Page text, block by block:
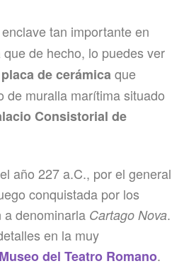
tan importante en
que de hecho, lo puedes ver
placa de cerámicaque
de muralla marítima situado
Consistorial de
año 227 a.C., por el general
conquistada por los
a denominarla Cartago Nova.
en la muy
del Teatro Romano.